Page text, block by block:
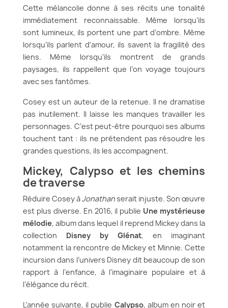
Cette mélancolie donne à ses récits une tonalité
immédiatement reconnaissable. Même lorsqu’ils
sont lumineux, ils portent une part d’ombre. Même
lorsqu’ils parlent d’amour, ils savent la fragilité des
liens. Même lorsqu’ils montrent de grands
paysages, ils rappellent que l’on voyage toujours
avec ses fantômes.
Cosey est un auteur de la retenue. Il ne dramatise
pas inutilement. Il laisse les manques travailler les
personnages. C’est peut-être pourquoi ses albums
touchent tant : ils ne prétendent pas résoudre les
grandes questions, ils les accompagnent.
Mickey, Calypso et les chemins
de traverse
Réduire Cosey àJonathanserait injuste. Son œuvre
est plus diverse. En 2016, il publie Une mystérieuse
mélodie, album dans lequel il reprend Mickey dans la
collection Disney by Glénat, en imaginant
notamment la rencontre de Mickey et Minnie. Cette
incursion dans l’univers Disney dit beaucoup de son
rapport à l’enfance, à l’imaginaire populaire et à
l’élégance du récit.
L’année suivante, il publie Calypso, album en noir et